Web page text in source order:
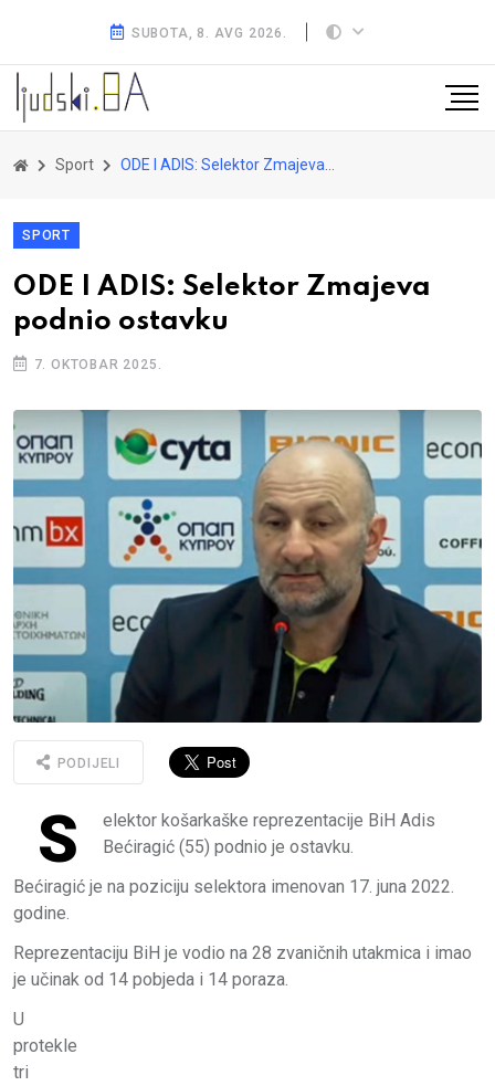
SUBOTA, 8. AVG 2026.
Sport ODE I ADIS: Selektor Zmajeva podnio ostavku
SPORT
ODE I ADIS: Selektor Zmajeva
podnio ostavku
7. OKTOBAR 2025.
PODIJELI
S
elektor košarkaške reprezentacije BiH Adis
Bećiragić (55) podnio je ostavku.
Bećiragić je na poziciju selektora imenovan 17. juna 2022.
godine.
Reprezentaciju BiH je vodio na 28 zvaničnih utakmica i imao
je učinak od 14 pobjeda i 14 poraza.
U
protekle
tri